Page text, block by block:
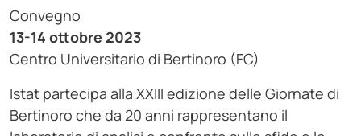
Convegno
13-14 ottobre 2023
Centro Universitario di Bertinoro (FC)
Istat partecipa alla XXIII edizione delle Giornate di
Bertinoro che da 20 anni rappresentano il